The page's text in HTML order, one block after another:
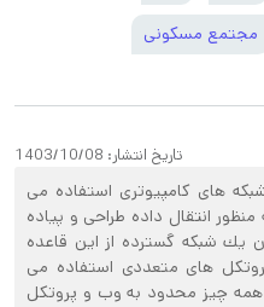
مجتمع مسکونی
تاریخ انتشار: 1403/10/08
های كامپيوتری استفاده می
منظور انتقال داده طراحی و پياده
يك شبكه گسترده از اين قاعده
های متعددی استفاده می
همه چيز محدود به وب و پروتكل